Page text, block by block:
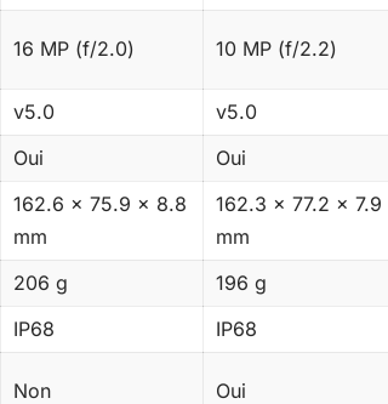
16 MP (f/2.0) 10 MP (f/2.2)
v5.0 v5.0
Oui Oui
162.6 x 75.9 x 8.8
mm
162.3 x 77.2 x 7.9
mm
206 g 196 g
IP68 IP68
Non Oui